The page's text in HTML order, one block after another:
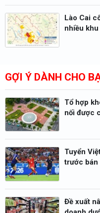
Lào Cai
nhiều khu
GỢI Ý DÀNH CHO
Tổ hợp
nối được
Tuyển
trước bán
Đề xuất